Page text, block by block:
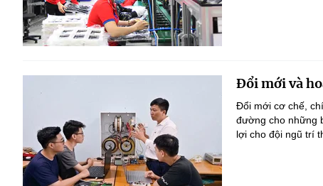
Đổi mới và
Đổi mới cơ chế,
đường cho những
lợi cho đội ngũ trí